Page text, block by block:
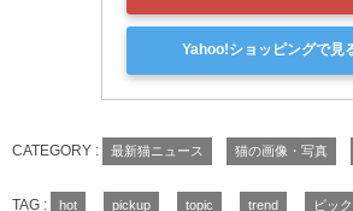
Yahoo!ショッピングで見
CATEGORY : 最新猫ニュース 猫の画像・写真
TAG : hot pickup topic trend ビック